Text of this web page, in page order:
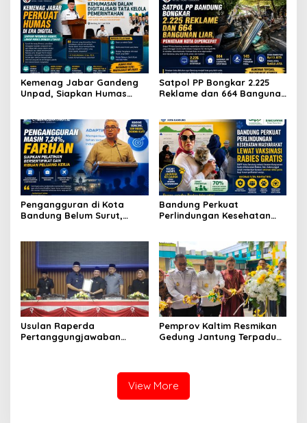
Kemenag Jabar Gandeng
Unpad, Siapkan Humas
Satpol PP Bongkar 2.225
Reklame dan 664 Bangunan
Pengangguran di Kota
Bandung Belum Surut,
Bandung Perkuat
Perlindungan Kesehatan
Tingkat Kelurahan
Usulan Raperda
Pertanggungjawaban
Pemprov Kaltim Resmikan
Gedung Jantung Terpadu
View More